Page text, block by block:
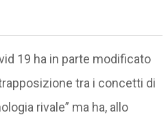
19 ha in parte modificato
tra i concetti di
rivale” ma ha, allo